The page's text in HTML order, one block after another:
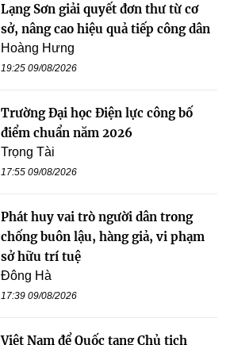
Lạng Sơn giải quyết đơn thư từ cơ
sở, nâng cao hiệu quả tiếp công dân
Hoàng Hưng
19:25 09/08/2026
Trường Đại học Điện lực công bố
điểm chuẩn năm 2026
Trọng Tài
17:55 09/08/2026
Phát huy vai trò người dân trong
chống buôn lậu, hàng giả, vi phạm
sở hữu trí tuệ
Đông Hà
17:39 09/08/2026
Việt Nam để Quốc tang Chủ tịch